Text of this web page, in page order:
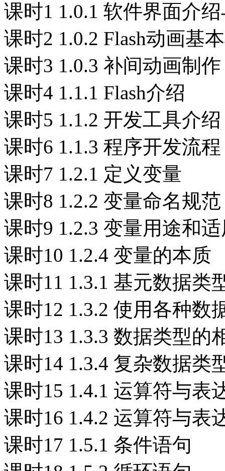
课时1 1.0.1 软件界面介
课时2 1.0.2 Flash动画基
课时3 1.0.3 补间动画制作
课时4 1.1.1 Flash介绍
课时5 1.1.2 开发工具介绍
课时6 1.1.3 程序开发流程
课时7 1.2.1 定义变量
课时8 1.2.2 变量命名规范
课时9 1.2.3 变量用途和
课时10 1.2.4 变量的本质
课时11 1.3.1 基元数据类
课时12 1.3.2 使用各种数
课时13 1.3.3 数据类型的
课时14 1.3.4 复杂数据类
课时15 1.4.1 运算符与表
课时16 1.4.2 运算符与表
课时17 1.5.1 条件语句